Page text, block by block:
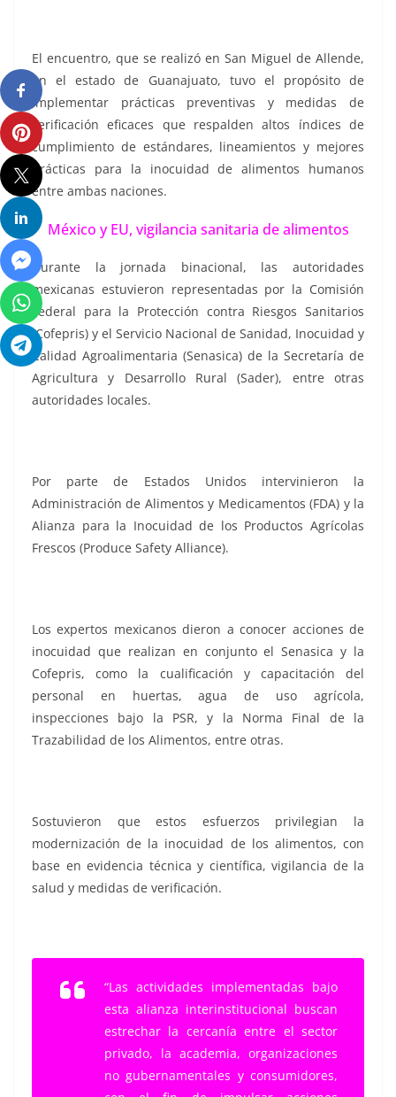
El encuentro, que se realizó en San Miguel de Allende,
en el estado de Guanajuato, tuvo el propósito de
implementar prácticas preventivas y medidas de
verificación eficaces que respalden altos índices de
cumplimiento de estándares, lineamientos y mejores
prácticas para la inocuidad de alimentos humanos
entre ambas naciones.
México y EU, vigilancia sanitaria de alimentos
Durante la jornada binacional, las autoridades
mexicanas estuvieron representadas por la Comisión
Federal para la Protección contra Riesgos Sanitarios
(Cofepris) y el Servicio Nacional de Sanidad, Inocuidad y
Calidad Agroalimentaria (Senasica) de la Secretaría de
Agricultura y Desarrollo Rural (Sader), entre otras
autoridades locales.
Por parte de Estados Unidos intervinieron la
Administración de Alimentos y Medicamentos (FDA) y la
Alianza para la Inocuidad de los Productos Agrícolas
Frescos (Produce Safety Alliance).
Los expertos mexicanos dieron a conocer acciones de
inocuidad que realizan en conjunto el Senasica y la
Cofepris, como la cualificación y capacitación del
personal en huertas, agua de uso agrícola,
inspecciones bajo la PSR, y la Norma Final de la
Trazabilidad de los Alimentos, entre otras.
Sostuvieron que estos esfuerzos privilegian la
modernización de la inocuidad de los alimentos, con
base en evidencia técnica y científica, vigilancia de la
salud y medidas de verificación.
“Las actividades implementadas bajo
esta alianza interinstitucional buscan
estrechar la cercanía entre el sector
privado, la academia, organizaciones
no gubernamentales y consumidores,